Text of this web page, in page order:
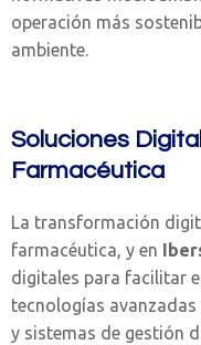
operación más
ambiente.
Soluciones
Farmacéutica
La transformación
farmacéutica, y en
digitales para facilitar
tecnologías
y sistemas de gestión